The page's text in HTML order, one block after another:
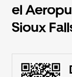
el
Sioux